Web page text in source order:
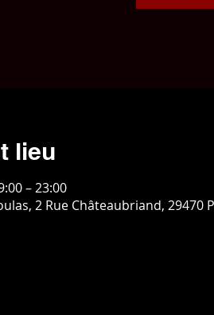
lieu
– 23:00
2 Rue Châteaubriand, 29470